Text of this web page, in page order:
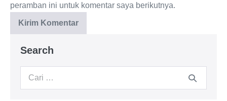
peramban ini untuk komentar saya berikutnya.
Search